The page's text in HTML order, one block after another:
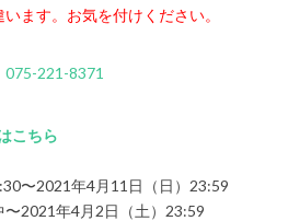
ます。お気を付けください。
075-221-8371
こちら
〜2021年4月11日（日）23:59
2021年4月2日（土）23:59